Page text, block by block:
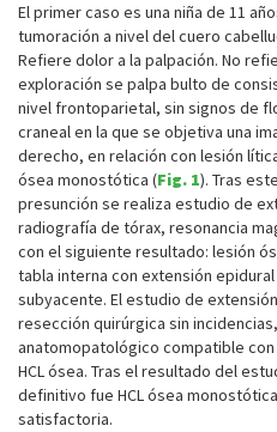
El primer caso es una niña de 11
tumoración a nivel del cuero
Refiere dolor a la palpación. No
exploración se palpa bulto de
nivel frontoparietal, sin signos de
craneal en la que se objetiva una
derecho, en relación con lesión
ósea monostótica (Fig. 1). Tras
presunción se realiza estudio de
radiografía de tórax, resonancia
con el siguiente resultado: lesión
tabla interna con extensión
subyacente. El estudio de
resección quirúrgica sin
anatomopatológico compatible
HCL ósea. Tras el resultado del
definitivo fue HCL ósea
satisfactoria.